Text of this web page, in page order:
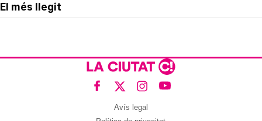
El més llegit
Avís legal